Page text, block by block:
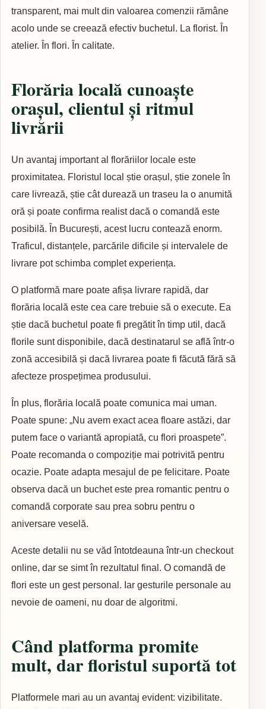
transparent, mai mult din valoarea comenzii rămâne
acolo unde se creează efectiv buchetul. La florist. În
atelier. În flori. În calitate.
Florăria locală cunoaște
orașul, clientul și ritmul
livrării
Un avantaj important al florăriilor locale este
proximitatea. Floristul local știe orașul, știe zonele în
care livrează, știe cât durează un traseu la o anumită
oră și poate confirma realist dacă o comandă este
posibilă. În București, acest lucru contează enorm.
Traficul, distanțele, parcările dificile și intervalele de
livrare pot schimba complet experiența.
O platformă mare poate afișa livrare rapidă, dar
florăria locală este cea care trebuie să o execute. Ea
știe dacă buchetul poate fi pregătit în timp util, dacă
florile sunt disponibile, dacă destinatarul se află într-o
zonă accesibilă și dacă livrarea poate fi făcută fără să
afecteze prospețimea produsului.
În plus, florăria locală poate comunica mai uman.
Poate spune: „Nu avem exact acea floare astăzi, dar
putem face o variantă apropiată, cu flori proaspete”.
Poate recomanda o compoziție mai potrivită pentru
ocazie. Poate adapta mesajul de pe felicitare. Poate
observa dacă un buchet este prea romantic pentru o
comandă corporate sau prea sobru pentru o
aniversare veselă.
Aceste detalii nu se văd întotdeauna într-un checkout
online, dar se simt în rezultatul final. O comandă de
flori este un gest personal. Iar gesturile personale au
nevoie de oameni, nu doar de algoritmi.
Când platforma promite
mult, dar floristul suportă tot
Platformele mari au un avantaj evident: vizibilitate.